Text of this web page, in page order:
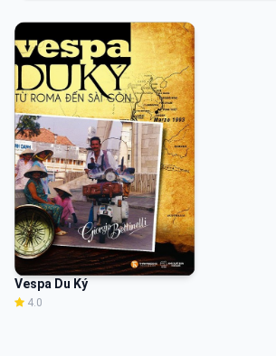
Vespa Du Ký
4.0